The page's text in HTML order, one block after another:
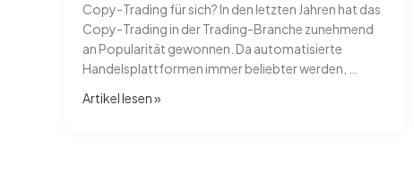
Copy-Trading für sich? In den letzten Jahren hat das
Copy-Trading in der Trading-Branche zunehmend
an Popularität gewonnen. Da automatisierte
Handelsplattformen immer beliebter werden, …
Artikel lesen​ »